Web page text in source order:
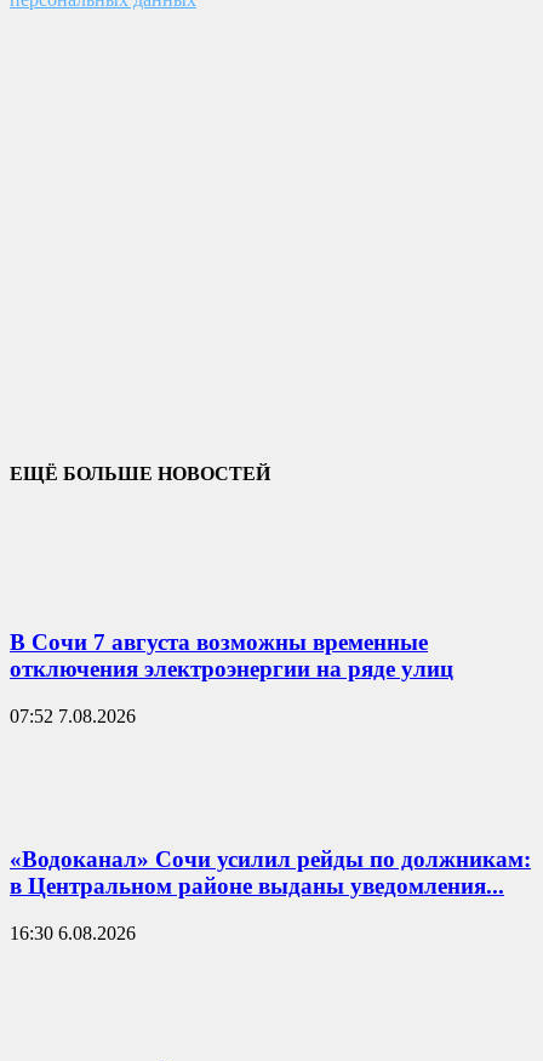
ЕЩЁ БОЛЬШЕ НОВОСТЕЙ
В Сочи 7 августа возможны временные
отключения электроэнергии на ряде улиц
07:52 7.08.2026
«Водоканал» Сочи усилил рейды по должникам:
в Центральном районе выданы уведомления...
16:30 6.08.2026